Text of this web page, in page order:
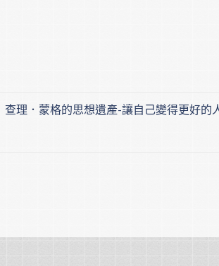
查理．蒙格的思想遺產-讓自己變得更好的